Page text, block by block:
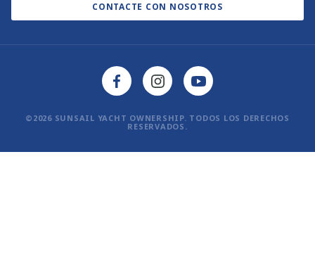
CONTACTE CON NOSOTROS
©2026 SUNSAIL YACHT OWNERSHIP. TODOS LOS DERECHOS
RESERVADOS.